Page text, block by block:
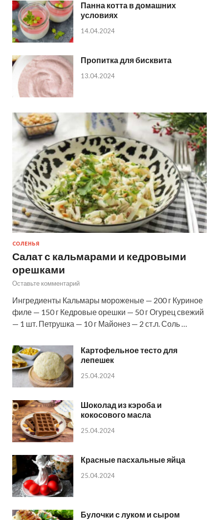
Панна котта в домашних
условиях
14.04.2024
Пропитка для бисквита
13.04.2024
СОЛЕНЬЯ
Салат с кальмарами и кедровыми
орешками
Оставьте комментарий
Ингредиенты Кальмары мороженые — 200 г Куриное
филе — 150 г Кедровые орешки — 50 г Огурец свежий
— 1 шт. Петрушка — 10 г Майонез — 2 ст.л. Соль …
Картофельное тесто для
лепешек
25.04.2024
Шоколад из кэроба и
кокосового масла
25.04.2024
Красные пасхальные яйца
25.04.2024
Булочки с луком и сыром